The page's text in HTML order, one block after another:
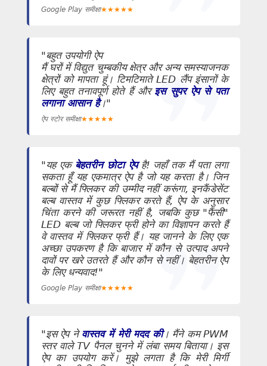
Google Play समीक्षा★★★★★
"बहुत उपयोगी ऐप
मैं घरों में विद्युत चुम्बकीय क्षेत्र और अन्य समस्याजनक
क्षेत्रों को मापता हूं। टिमटिमाते LED लैंप इंसानों के
लिए बहुत तनावपूर्ण होते हैं और इस सुपर ऐप से पता
लगाना आसान है।"
ऐप स्टोर समीक्षा★★★★★
"यह एक बेहतरीन छोटा ऐपहै! जहाँ तक मैं पता लगा
सकता हूँ यह एकमात्र ऐप है जो यह करता है। जिन
बल्बों से मैं फ्लिकर की उम्मीद नहीं करूंगा, इनकैंडेसेंट
बल्ब वास्तव में कुछ फ्लिकर करते हैं, ऐप के अनुसार
चिंता करने की जरूरत नहीं है, जबकि कुछ "फैंसी"
LED बल्ब जो फ्लिकर फ्री होने का विज्ञापन करते हैं
वे वास्तव में फ्लिकर फ्री हैं। यह जानने के लिए एक
अच्छा उपकरण है कि बाजार में कौन से उत्पाद अपने
दावों पर खरे उतरते हैं और कौन से नहीं। बेहतरीन ऐप
के लिए धन्यवाद!"
Google Play समीक्षा★★★★★
"इस ऐप नेवास्तव में मेरी मदद की। मैंने कम PWM
स्तर वाले TV पैनल चुनने में लंबा समय बिताया। इस
ऐप का उपयोग करें। मुझे लगता है कि मेरी मिर्गी